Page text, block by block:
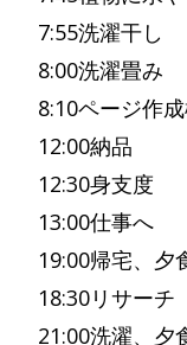
7:55洗濯干し
8:00洗濯畳み
8:10ページ作
12:00納品
12:30身支度
13:00仕事へ
19:00帰宅、夕
18:30リサーチ
21:00洗濯、夕